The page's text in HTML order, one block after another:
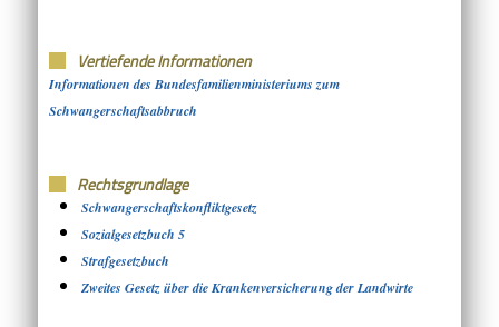
Vertiefende Informationen
Informationen des Bundesfamilienministeriums zum
Schwangerschaftsabbruch
Rechtsgrundlage
Schwangerschaftskonfliktgesetz
Sozialgesetzbuch 5
Strafgesetzbuch
Zweites Gesetz über die Krankenversicherung der Landwirte